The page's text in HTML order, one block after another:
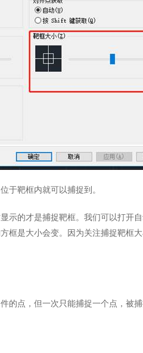
于靶框内就可以捕捉到。
示的才是捕捉靶框。我们可以打开
框是大小会变。因为关注捕捉靶框
的点，但一次只能捕捉一个点，被